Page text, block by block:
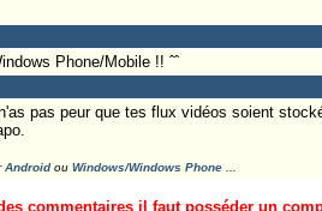
Phone/Mobile !! ˆˆ
pas peur que tes flux vidéos soient
Androidou Windows/Windows Phone...
commentaires il faut posséder un